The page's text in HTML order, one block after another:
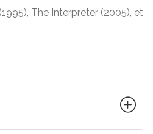
The Interpreter (2005), et